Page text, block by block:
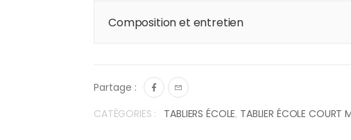
Composition et entretien
Partage :
CATÉGORIES :
TABLIERS ÉCOLE, TABLIER ÉCOLE COURT